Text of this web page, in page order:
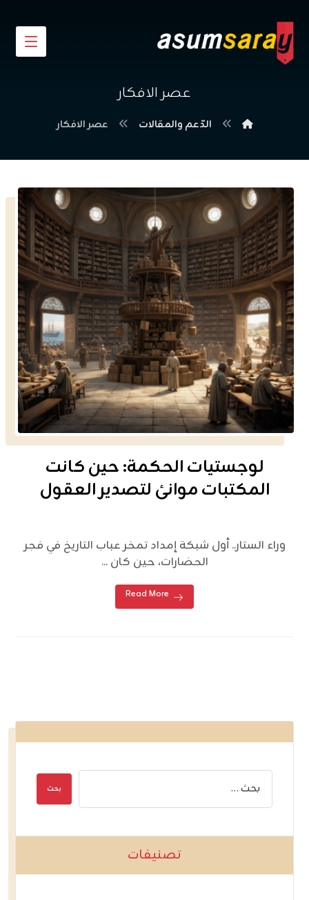
عصر الافكار
الدّعم والمقالات عصر الافكار
لوجستيات الحكمة: حين كانت
المكتبات موانئ لتصدير العقول
وراء الستار.. أول شبكة إمداد تمخر عباب التاريخ في فجر
الحضارات، حين كان ...
Read More
تصنيفات